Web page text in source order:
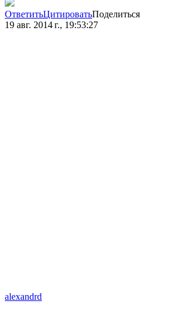
ОтветитьЦитироватьПоделиться
19 авг. 2014 г., 19:53:27
alexandrd